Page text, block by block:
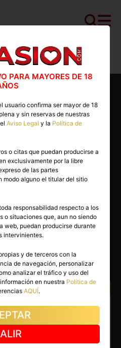
>Sevilla >
años
(Sevilla)
(9)
Hombres
Sevilla capital.
Maisha.
PARA MAYORES DE 18
usuario confirma ser mayor de 18
y sin reservas de nuestras
elAviso Legal y la Política de
o citas que puedan producirse a
exclusivamente por la libre
de las partes
modo alguno el titular del sitio
responsabilidad respecto a los
o situaciones que, aun no siendo
web, puedan producirse durante
intervinientes.
y de terceros con la
de navegación, personalizar
analizar el tráfico y uso del
en nuestra Política de
AQUÍ.